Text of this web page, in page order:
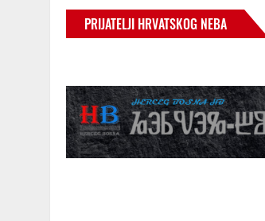
PRIJATELJI HRVATSKOG NEBA